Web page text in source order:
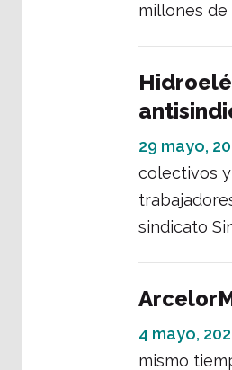
millones de
29 mayo,
colectivos
sindicato
4 mayo,
mismo